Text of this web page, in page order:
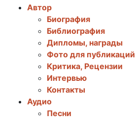
Автор
Биография
Библиография
Дипломы, награды
Фото для публикаций
Критика, Рецензии
Интервью
Контакты
Аудио
Песни